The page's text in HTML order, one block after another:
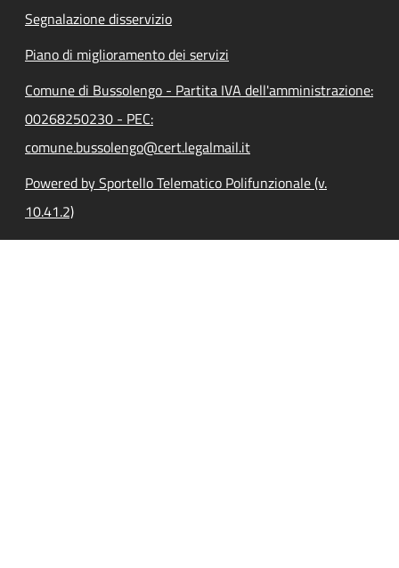
Segnalazione disservizio
Piano di miglioramento dei servizi
Comune di Bussolengo - Partita IVA dell'amministrazione:
00268250230 - PEC:
comune.bussolengo@cert.legalmail.it
Powered by Sportello Telematico Polifunzionale (v.
10.41.2)